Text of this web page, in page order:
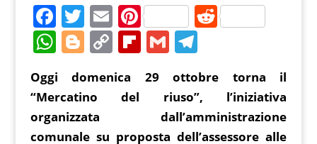
F
a
c
e
b
o
T
w
itt
er
E
m
ai
l
Pi
nt
er
e
R
di
t
W
h
at
s
A
Bl
g
g
er
C
o
p
y
Li
Fl
b
ar
G
ai
l
T
el
e
gr
a
Oggi domenica 29 ottobre torna il
“Mercatino del riuso”, l’iniziativa
organizzata dall’amministrazione
comunale su proposta dell’assessore alle